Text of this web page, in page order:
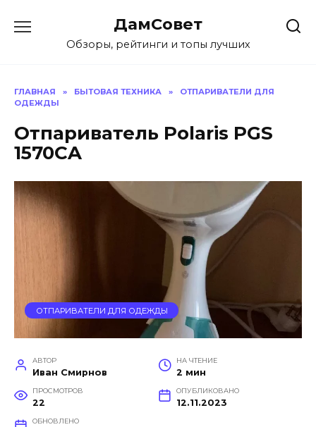
содержанию
ДамСовет
Обзоры, рейтинги и топы лучших
ГЛАВНАЯ » БЫТОВАЯ ТЕХНИКА »
ОТПАРИВАТЕЛИ ДЛЯ
ОДЕЖДЫ
Отпариватель Polaris PGS
1570CA
ОТПАРИВАТЕЛИ ДЛЯ ОДЕЖДЫ
АВТОР
Иван Смирнов
НА ЧТЕНИЕ
2 мин
ПРОСМОТРОВ
22
ОПУБЛИКОВАНО
12.11.2023
ОБНОВЛЕНО